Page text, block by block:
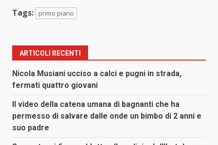
Tags: primo piano
ARTICOLI RECENTI
Nicola Musiani ucciso a calci e pugni in strada,
fermati quattro giovani
Il video della catena umana di bagnanti che ha
permesso di salvare dalle onde un bimbo di 2 anni e
suo padre